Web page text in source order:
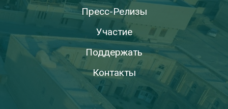
Пресс-Релизы
Участие
Поддержать
Контакты